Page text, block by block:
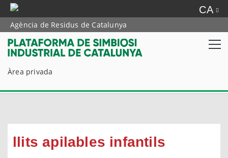
CA
Agència de Residus de Catalunya
Àrea privada
llits apilables infantils